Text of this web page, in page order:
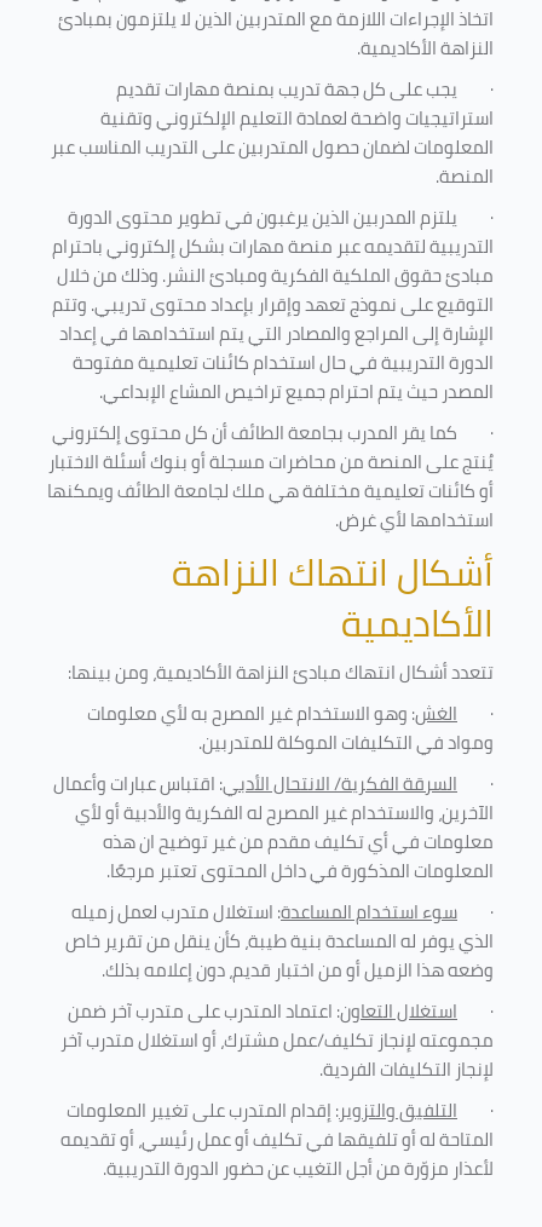
اتخاذ الإجراءات اللازمة مع المتدربين الذين لا يلتزمون بمبادئ
النزاهة الأكاديمية.
· يجب على كل جهة تدريب بمنصة مهارات تقديم
استراتيجيات واضحة لعمادة التعليم الإلكتروني وتقنية
المعلومات لضمان حصول المتدربين على التدريب المناسب عبر
المنصة.
· يلتزم المدربين الذين يرغبون في تطوير محتوى الدورة
التدريبية لتقديمه عبر منصة مهارات بشكل إلكتروني باحترام
مبادئ حقوق الملكية الفكرية ومبادئ النشر. وذلك من خلال
التوقيع على نموذج تعهد وإقرار بإعداد محتوى تدريبي. وتتم
الإشارة إلى المراجع والمصادر التي يتم استخدامها في إعداد
الدورة التدريبية في حال استخدام كائنات تعليمية مفتوحة
المصدر حيث يتم احترام جميع تراخيص المشاع الإبداعي.
· كما يقر المدرب بجامعة الطائف أن كل محتوى إلكتروني
يُنتج على المنصة من محاضرات مسجلة أو بنوك أسئلة الاختبار
أو كائنات تعليمية مختلفة هي ملك لجامعة الطائف ويمكنها
استخدامها لأي غرض.
أشكال انتهاك النزاهة
الأكاديمية
تتعدد أشكال انتهاك مبادئ النزاهة الأكاديمية، ومن بينها:
· الغش: وهو الاستخدام غير المصرح به لأي معلومات
ومواد في التكليفاتالموكلة للمتدربين.
· السرقة الفكرية/ الانتحال الأدبي: اقتباس عبارات وأعمال
الآخرين، والاستخدام غير المصرح له الفكرية والأدبية أو لأي
معلومات في أي تكليف مقدم من غير توضيح ان هذه
المعلومات المذكورة في داخل المحتوى تعتبر مرجعًا.
· سوء استخدام المساعدة: استغلال متدرب لعمل زميله
الذي يوفر له المساعدة بنية طيبة، كأن ينقل من تقرير خاص
وضعه هذا الزميل أو من اختبار قديم، دون إعلامه بذلك.
· استغلال التعاون: اعتماد المتدرب على متدرب آخر ضمن
مجموعته لإنجاز تكليف/عمل مشترك، أو استغلال متدرب آخر
لإنجاز التكليفات الفردية.
· التلفيق والتزوير: إقدام المتدرب على تغيير المعلومات
المتاحة له أو تلفيقها في تكليف أو عمل رئيسي، أو تقديمه
لأعذار مزوّرة من أجل التغيب عن حضور الدورة التدريبية.